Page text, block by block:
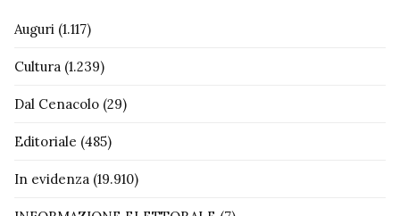
Auguri (1.117)
Cultura (1.239)
Dal Cenacolo (29)
Editoriale (485)
In evidenza (19.910)